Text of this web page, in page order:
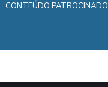
CONTEÚDO PATROCINADO